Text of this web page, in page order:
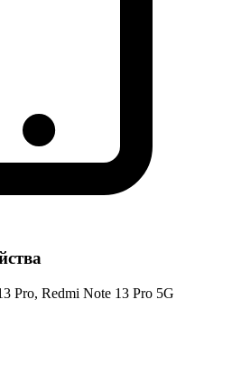
Pro, Redmi Note 13 Pro 5G